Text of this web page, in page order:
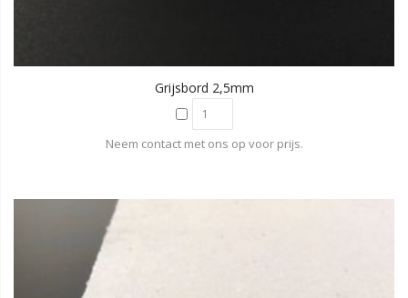
Grijsbord 2,5mm
Neem contact met ons op voor prijs.